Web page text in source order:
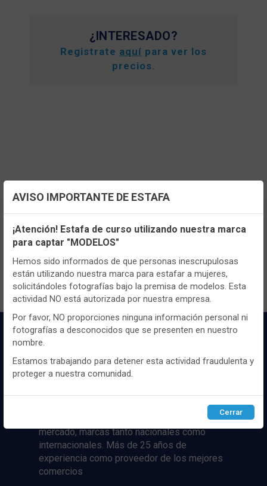
¿INTERESADO?
Registrate aquí para ver los
precios.
Registrateaquípara poder ver todo el
Distribuidor y mayorista textil de las mejores
mercado, marcas tanto nacionales como
internacionales. Más de 25 años de
experiencia como proveedor de los mejores
comercios
Configuración de cookies
Utilizamos cookies propias y de terceros, de sesión o
persistentes, para hacer funcionar de manera segura nuestra
página web y personalizar su contenido.
Igualmente, utilizamos cookies para medir y obtener datos de
la navegación que realizas y para ajustar el contenido a tus
gustos y preferencias.
Puedesconfigurary aceptar el uso de cookies a tu gusto.
Para obtener más información visita nuestra
cookies .
Configurar Rechazar ACEPTAR
AVISO IMPORTANTE DE ESTAFA
¡Atención! Estafa de curso utilizando nuestra marca
para captar "MODELOS"
Hemos sido informados de que personas inescrupulosas
están utilizando nuestra marca para estafar a mujeres,
solicitándoles fotografías bajo la premisa de modelos. Esta
actividad NO está autorizada por nuestra empresa.
Por favor, NO proporciones ninguna información personal ni
fotografías a desconocidos que se presenten en nuestro
nombre.
Estamos trabajando para detener esta actividad fraudulenta y
proteger a nuestra comunidad.
Cerrar